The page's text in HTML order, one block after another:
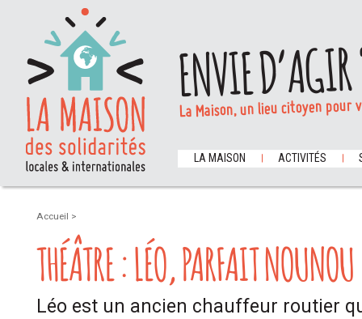
ENVIE
La Maison, un lieu citoyen
LA MAISON ACTIVITÉS
Accueil >
THÉÂTRE : LÉO, PARFAIT NOUNOU
Léo est un ancien chauffeur routier